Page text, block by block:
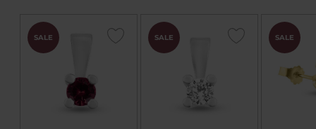
SALE SALE SALE